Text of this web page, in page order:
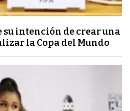
intención de crear una
la Copa del Mundo